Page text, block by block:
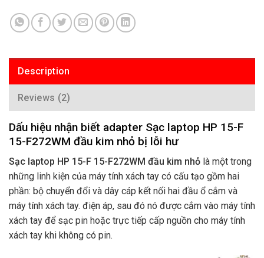
Description
Reviews (2)
Dấu hiệu nhận biết adapter Sạc laptop HP 15-F
15-F272WM đầu kim nhỏ bị lỗi hư
Sạc laptop HP 15-F 15-F272WM đầu kim nhỏ là một trong
những linh kiện của máy tính xách tay có cấu tạo gồm hai
phần: bộ chuyển đổi và dây cáp kết nối hai đầu ổ cắm và
máy tính xách tay. điện áp, sau đó nó được cắm vào máy tính
xách tay để sạc pin hoặc trực tiếp cấp nguồn cho máy tính
xách tay khi không có pin.